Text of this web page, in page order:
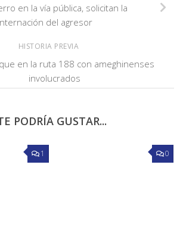
en la vía pública, solicitan la
del agresor
HISTORIA PREVIA
en la ruta 188 con ameghinenses
involucrados
PODRÍA GUSTAR...
1 0